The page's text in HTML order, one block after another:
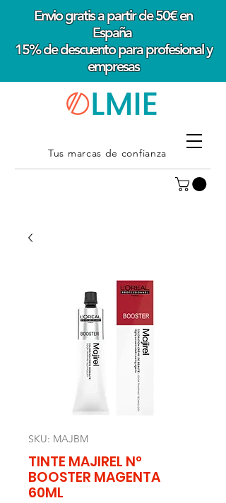
Envio gratis a partir de 50€ en
España
15% de descuento para profesional y
empresas
Tus marcas de confianza
SKU: MAJBM
TINTE MAJIREL Nº
BOOSTER MAGENTA
60ML